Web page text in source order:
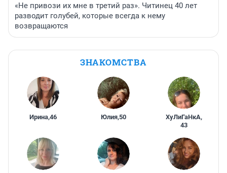
«Не привози их мне в третий раз». Читинец 40 лет
разводит голубей, которые всегда к нему
возвращаются
ЗНАКОМСТВА
Ирина,46 Юлия,50 ХуЛиГаНкА,
43